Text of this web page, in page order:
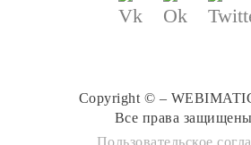
Copyright © –
Все права
Пользовательское